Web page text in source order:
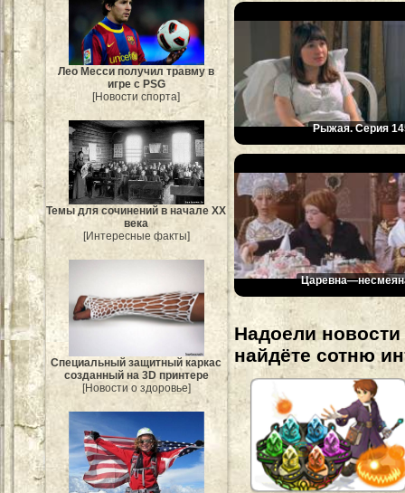
Лео Месси получил травму в
игре с PSG
[Новости спорта]
Темы для сочинений в начале XX
века
[Интересные факты]
Специальный защитный каркас
созданный на 3D принтере
[Новости о здоровье]
Рыжая. Серия
Надоели
найдёте сотню